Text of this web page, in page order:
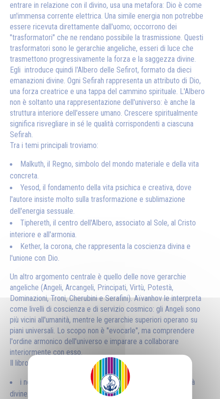
entrare in relazione con il divino, usa una metafora: Dio è come
un'immensa corrente elettrica. Una simile energia non potrebbe
essere ricevuta direttamente dall'uomo; occorrono dei
"trasformatori" che ne rendano possibile la trasmissione. Questi
trasformatori sono le gerarchie angeliche, esseri di luce che
trasmettono progressivamente la forza e la saggezza divine.
Egli introduce quindi l'Albero delle Sefirot, formato da dieci
emanazioni divine. Ogni Sefirah rappresenta un attributo di Dio,
una forza creatrice e una tappa del cammino spirituale. L'Albero
non è soltanto una rappresentazione dell'universo: è anche la
struttura interiore dell'essere umano. Crescere spiritualmente
significa risvegliare in sé le qualità corrispondenti a ciascuna
Sefirah.
Tra i temi principali troviamo:
Malkuth, il Regno, simbolo del mondo materiale e della vita
concreta.
Yesod, il fondamento della vita psichica e creativa, dove
l'autore insiste molto sulla trasformazione e sublimazione
dell'energia sessuale.
Tiphereth, il centro dell'Albero, associato al Sole, al Cristo
interiore e all'armonia.
Kether, la corona, che rappresenta la coscienza divina e
l'unione con Dio.
Un altro argomento centrale è quello delle nove gerarchie
angeliche (Angeli, Arcangeli, Principati, Virtù, Potestà,
Dominazioni, Troni, Cherubini e Serafini). Aïvanhov le interpreta
come livelli di coscienza e di servizio cosmico: gli Angeli sono
più vicini all'umanità, mentre le gerarchie superiori operano su
piani universali. Lo scopo non è "evocarle", ma comprendere
l'ordine armonico dell'universo e imparare a collaborare
interiormente con esso.
Il libro affronta anche temi cabalistici come:
i nomi di Dio, considerati espressioni delle diverse qualità
divine;